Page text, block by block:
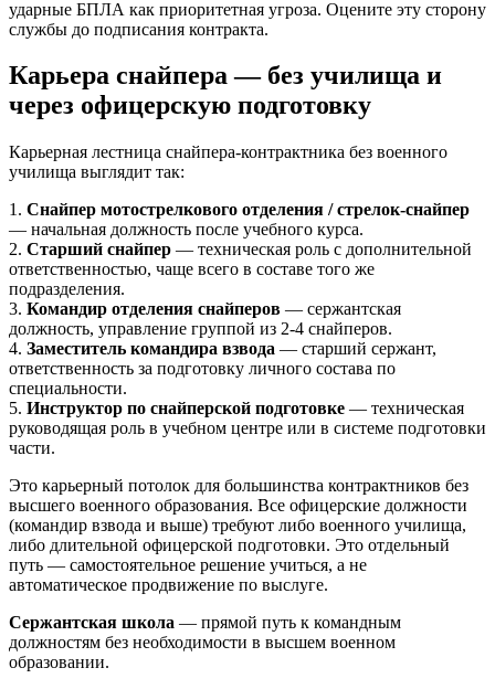
ударные БПЛА как приоритетная угроза. Оцените эту сторону
службы до подписания контракта.
Карьера снайпера — без училища и
через офицерскую подготовку
Карьерная лестница снайпера-контрактника без военного
училища выглядит так:
1. Снайпер мотострелкового отделения / стрелок-снайпер
— начальная должность после учебного курса.
2. Старший снайпер — техническая роль с дополнительной
ответственностью, чаще всего в составе того же
подразделения.
3. Командир отделения снайперов — сержантская
должность, управление группой из 2-4 снайперов.
4. Заместитель командира взвода — старший сержант,
ответственность за подготовку личного состава по
специальности.
5. Инструктор по снайперской подготовке — техническая
руководящая роль в учебном центре или в системе подготовки
части.
Это карьерный потолок для большинства контрактников без
высшего военного образования. Все офицерские должности
(командир взвода и выше) требуют либо военного училища,
либо длительной офицерской подготовки. Это отдельный
путь — самостоятельное решение учиться, а не
автоматическое продвижение по выслуге.
Сержантская школа — прямой путь к командным
должностям без необходимости в высшем военном
образовании.